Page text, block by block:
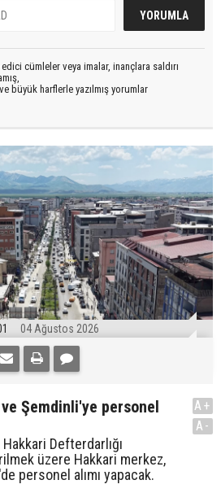
cümleler veya imalar, inançlara saldırı
büyük harflerle yazılmış yorumlar
04 Ağustos 2026
Şemdinli'ye personel
Defterdarlığı
üzere Hakkari merkez,
personel alımı yapacak.
A+
A-